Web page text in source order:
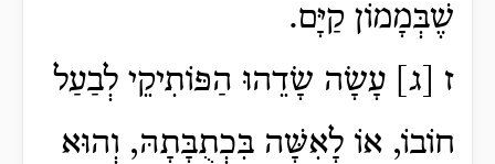
שֶׁבְּמָמוֹן קַיָּם.
ז [ג] עָשָׂה שָׂדֵהוּ הַפּוֹתִיקֵי לְבַעַל
חוֹבוֹ, אוֹ לָאִשָּׁה בִּכְתֻבָּתָהּ, וְהוּא